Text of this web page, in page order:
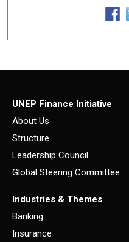
UNEP Finance Initiative
About Us
Structure
Leadership Council
Global Steering Committee
Industries & Themes
Banking
Insurance